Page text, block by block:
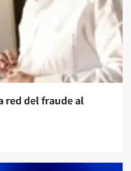
red del fraude al